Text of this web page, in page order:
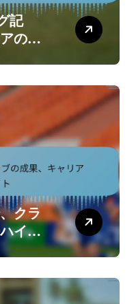
記
のハ
クラ
イラ